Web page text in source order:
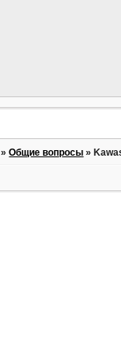
»Общие вопросы »